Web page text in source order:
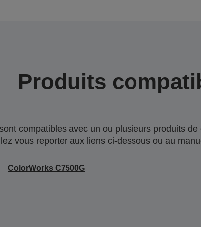
Produits
compatibles avec un ou plusieurs produits de
vous reporter aux liens ci-dessous ou au
ColorWorks C7500G